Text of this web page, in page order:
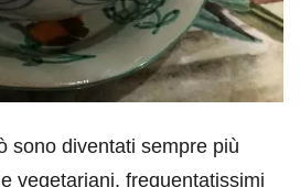
sono diventati sempre più
vegetariani, frequentatissimi